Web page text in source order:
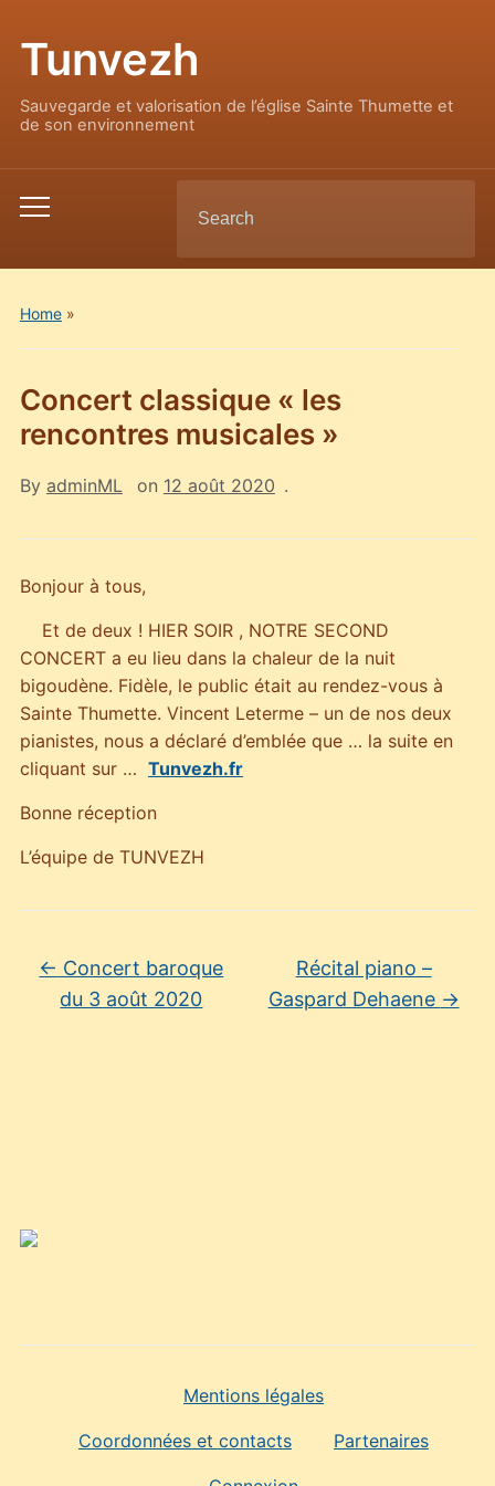
Tunvezh
Sauvegarde et valorisation de l’église Sainte Thumette et
de son environnement
Toggle
menu
for:
Home»
Concert classique « les
rencontres musicales »
By adminML on 12 août 2020 .
Bonjour à tous,
Et de deux ! HIER SOIR , NOTRE SECOND
CONCERT a eu lieu dans la chaleur de la nuit
bigoudène. Fidèle, le public était au rendez-vous à
Sainte Thumette. Vincent Leterme – un de nos deux
pianistes, nous a déclaré d’emblée que … la suite en
cliquant sur … Tunvezh.fr
Bonne réception
L’équipe de TUNVEZH
← Concert baroque
du 3 août 2020
Récital piano –
Gaspard Dehaene →
Mentions légales
Coordonnées et contacts Partenaires